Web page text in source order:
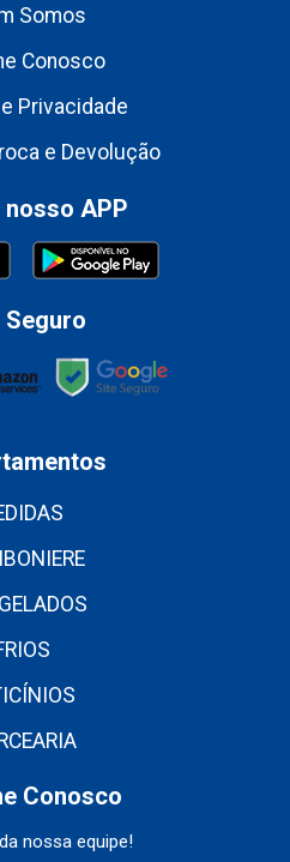
Somos
Conosco
Privacidade
e Devolução
nosso APP
Seguro
Conosco
nossa equipe!